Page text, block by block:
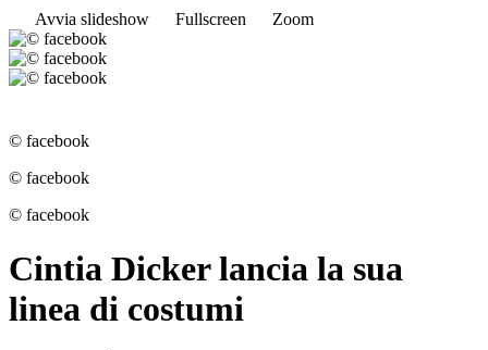
Avvia slideshow
Fullscreen Zoom
© facebook
© facebook
© facebook
Cintia Dicker lancia la sua
linea di costumi